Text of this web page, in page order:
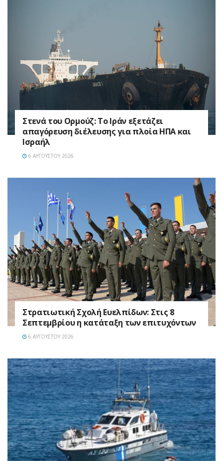
Στενά του Ορμούζ: Το Ιράν εξετάζει
απαγόρευση διέλευσης για πλοία ΗΠΑ και
Ισραήλ
6 ΑΥΓΟΎΣΤΟΥ 2026
Στρατιωτική Σχολή Ευελπίδων: Στις 8
Σεπτεμβρίου η κατάταξη των επιτυχόντων
6 ΑΥΓΟΎΣΤΟΥ 2026